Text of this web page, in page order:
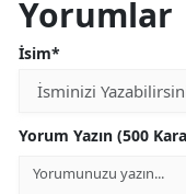
Yorumlar
İsim*
Yorum Yazın (500